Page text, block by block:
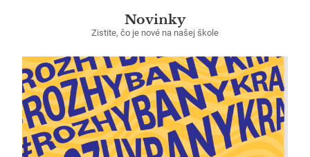
Novinky
Zistite, čo je nové na našej škole